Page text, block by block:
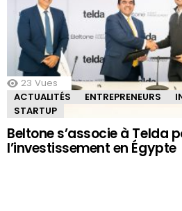
23 Vues
ACTUALITÉS
ENTREPRENEURS
STARTUP
Beltone s’associe à Telda
l’investissement en Égypte